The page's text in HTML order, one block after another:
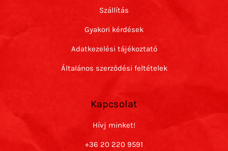
Szállítás
Gyakori kérdések
Adatkezelési tájékoztató
Általános szerződési feltételek
Kapcsolat
Hívj minket!
+36 20 220 9591